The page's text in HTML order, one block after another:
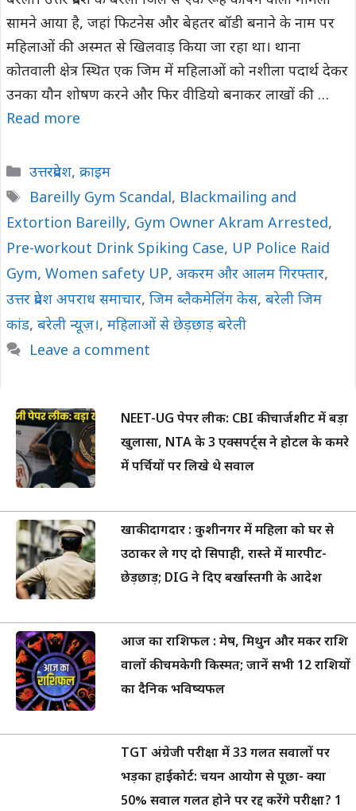
सामने आया है, जहां फिटनेस और बेहतर बॉडी बनाने के नाम पर
महिलाओं की अस्मत से खिलवाड़ किया जा रहा था। थाना
कोतवाली क्षेत्र स्थित एक जिम में महिलाओं को नशीला पदार्थ देकर
उनका यौन शोषण करने और फिर वीडियो बनाकर लाखों की …
Read more
Categories
उत्तरप्रदेश, क्राइम
Tags
Bareilly Gym Scandal, Blackmailing and
Extortion Bareilly, Gym Owner Akram Arrested,
Pre-workout Drink Spiking Case, UP Police Raid
Gym, Women safety UP, अकरम और आलम गिरफ्तार,
उत्तर प्रदेश अपराध समाचार, जिम ब्लैकमेलिंग केस, बरेली जिम
कांड, बरेली न्यूज़।, महिलाओं से छेड़छाड़ बरेली
Leave a comment
NEET-UG पेपर लीक: CBI की चार्जशीट में बड़ा
खुलासा, NTA के 3 एक्सपर्ट्स ने होटल के कमरे
में पर्चियों पर लिखे थे सवाल
खाकी दागदार : कुशीनगर में महिला को घर से
उठाकर ले गए दो सिपाही, रास्ते में मारपीट-
छेड़छाड़; DIG ने दिए बर्खास्तगी के आदेश
आज का राशिफल : मेष, मिथुन और मकर राशि
वालों की चमकेगी किस्मत; जानें सभी 12 राशियों
का दैनिक भविष्यफल
TGT अंग्रेजी परीक्षा में 33 गलत सवालों पर
भड़का हाईकोर्ट: चयन आयोग से पूछा- क्या
50% सवाल गलत होने पर रद्द करेंगे परीक्षा? 1